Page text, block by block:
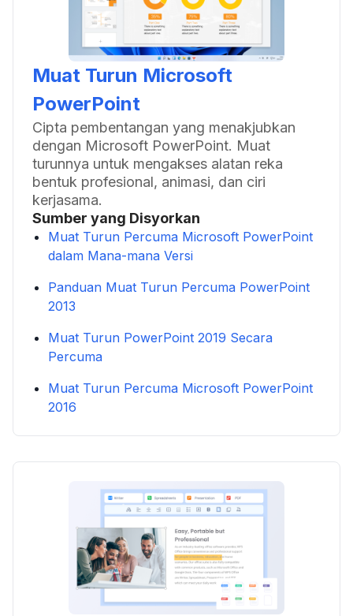
Muat Turun Microsoft
PowerPoint
Cipta pembentangan yang menakjubkan
dengan Microsoft PowerPoint. Muat
turunnya untuk mengakses alatan reka
bentuk profesional, animasi, dan ciri
kerjasama.
Sumber yang Disyorkan
Muat Turun Percuma Microsoft PowerPoint
dalam Mana-mana Versi
Panduan Muat Turun Percuma PowerPoint
2013
Muat Turun PowerPoint 2019 Secara
Percuma
Muat Turun Percuma Microsoft PowerPoint
2016